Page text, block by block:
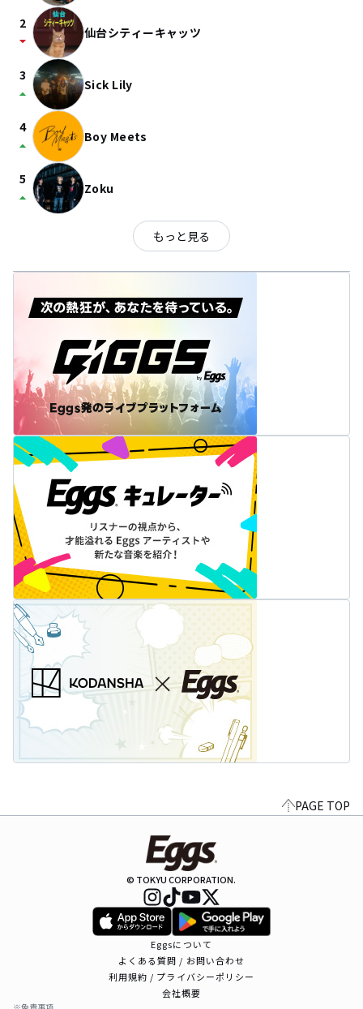
2
arrow_drop_down 仙台シティーキャッツ
3
arrow_drop_up Sick Lily
4
arrow_drop_up Boy Meets
5
arrow_drop_up Zoku
もっと見る
PAGE TOP
© TOKYU CORPORATION.
Eggsについて
よくある質問 / お問い合わせ
利用規約 / プライバシーポリシー
会社概要